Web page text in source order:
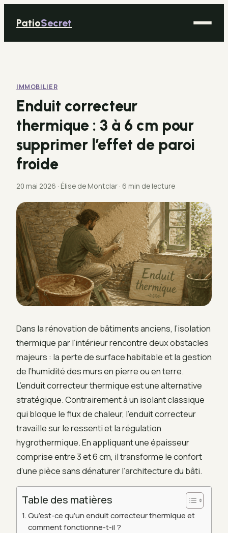
PatioSecret
Bricolage
Déco
Immobilier
Jardinage
IMMOBILIER
Enduit correcteur
thermique : 3 à 6 cm pour
supprimer l’effet de paroi
froide
20 mai 2026 · Élise de Montclar · 6 min de lecture
Dans la rénovation de bâtiments anciens, l’isolation
thermique par l’intérieur rencontre deux obstacles
majeurs : la perte de surface habitable et la gestion
de l’humidité des murs en pierre ou en terre.
L’enduit correcteur thermique est une alternative
stratégique. Contrairement à un isolant classique
qui bloque le flux de chaleur, l’enduit correcteur
travaille sur le ressenti et la régulation
hygrothermique. En appliquant une épaisseur
comprise entre 3 et 6 cm, il transforme le confort
d’une pièce sans dénaturer l’architecture du bâti.
Table des matières
Qu’est-ce qu’un enduit correcteur thermique et
comment fonctionne-t-il ?